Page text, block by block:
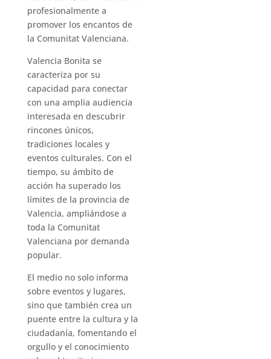
profesionalmente a
promover los encantos de
la Comunitat Valenciana.
Valencia Bonita se
caracteriza por su
capacidad para conectar
con una amplia audiencia
interesada en descubrir
rincones únicos,
tradiciones locales y
eventos culturales. Con el
tiempo, su ámbito de
acción ha superado los
límites de la provincia de
Valencia, ampliándose a
toda la Comunitat
Valenciana por demanda
popular.
El medio no solo informa
sobre eventos y lugares,
sino que también crea un
puente entre la cultura y la
ciudadanía, fomentando el
orgullo y el conocimiento